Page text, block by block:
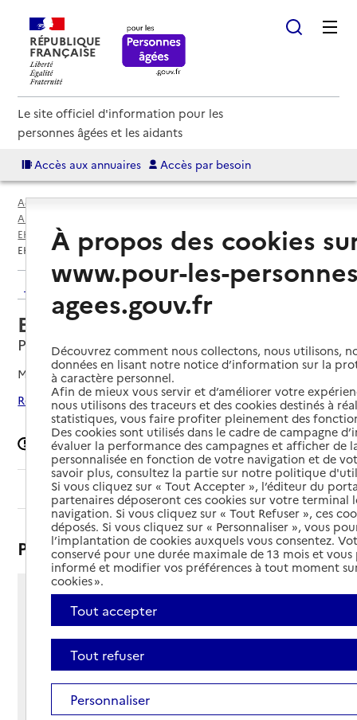
RÉPUBLIQUE
FRANÇAISE
Le site officiel d'information pour les
personnes âgées et les aidants
Accès aux annuaires Accès par besoin
Accueil
Espace annuaire
Annuaire EHPAD et maisons de retraite
EHPAD par département
Mayenne (53)
Port-Brillet
EHPAD La résidence Paul Laize
Retour aux résultats de l'annuaire
EHPAD La résidence Paul Laize
Port-Brillet, MAYENNE
Mis à jour le08/09/2024
Rechercher les établissements autour de Port-Brillet
Signaler une erreur
Sommaire
Présentation
53410 - Port-Brillet
Voir itinéraire
Téléphone :
02 43 01 81 16
Contact
Contact
Site Internet
Site internet non renseigné
À propos des cookies
www.pour-les-
agees.gouv.fr
Découvrez comment nous collectons, nous utilisons,
données en lisant notre notice d’information sur la
à caractère personnel.
Afin de mieux vous servir et d’améliorer votre
nous utilisons des traceurs et des cookies destinés à
statistiques, vous faire profiter pleinement des
Des cookies sont utilisés dans le cadre de campagne
évaluer la performance des campagnes et afficher de
personnalisée en fonction de votre navigation et de
savoir plus, consultez la partie sur notre politique
Si vous cliquez sur « Tout Accepter », l’éditeur du
partenaires déposeront ces cookies sur votre terminal
navigation. Si vous cliquez sur « Tout Refuser », ces
déposés. Si vous cliquez sur « Personnaliser », vous
l’implantation de cookies auxquels vous consentez.
conservé pour une durée maximale de 13 mois et
informé et modifier vos préférences à tout moment
cookies ».
Tout accepter
Tout refuser
Personnaliser